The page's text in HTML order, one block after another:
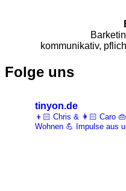
kommunikativ,
Folge uns
tinyon.de
👦🏻 Chris & 👩🏻 Caro
Wohnen 💪 Impulse aus